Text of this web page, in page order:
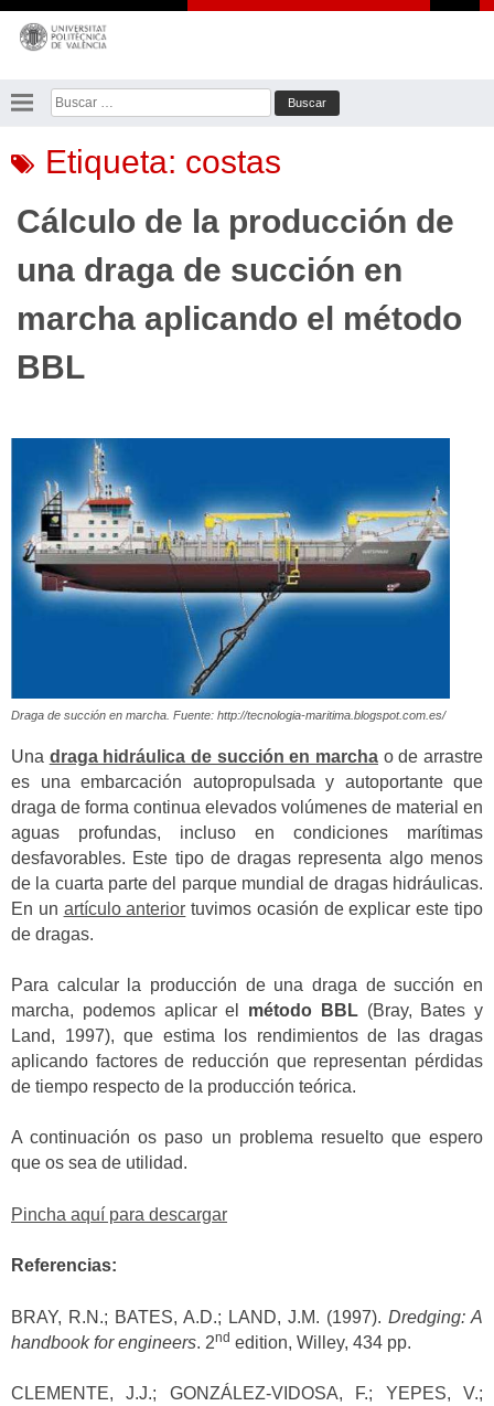
Saltar
contenido
Buscar:
Etiqueta: costas
Cálculo de la producción de
una draga de succión en
marcha aplicando el método
BBL
Draga de succión en marcha. Fuente: http://tecnologia-maritima.blogspot.com.es/
Una draga hidráulica de succión en marcha o de arrastre
es una embarcación autopropulsada y autoportante que
draga de forma continua elevados volúmenes de material en
aguas profundas, incluso en condiciones marítimas
desfavorables. Este tipo de dragas representa algo menos
de la cuarta parte del parque mundial de dragas hidráulicas.
En un artículo anterior tuvimos ocasión de explicar este tipo
de dragas.
Para calcular la producción de una draga de succión en
marcha, podemos aplicar el método BBL(Bray, Bates y
Land, 1997), que estima los rendimientos de las dragas
aplicando factores de reducción que representan pérdidas
de tiempo respecto de la producción teórica.
A continuación os paso un problema resuelto que espero
que os sea de utilidad.
Pincha aquí para descargar
Referencias:
BRAY, R.N.; BATES, A.D.; LAND, J.M. (1997). Dredging: A
handbook for engineers. 2nd edition, Willey, 434 pp.
CLEMENTE, J.J.; GONZÁLEZ-VIDOSA, F.; YEPES, V.;